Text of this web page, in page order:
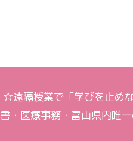
☆遠隔授業で「学びを止め
書・医療事務・富山県内唯